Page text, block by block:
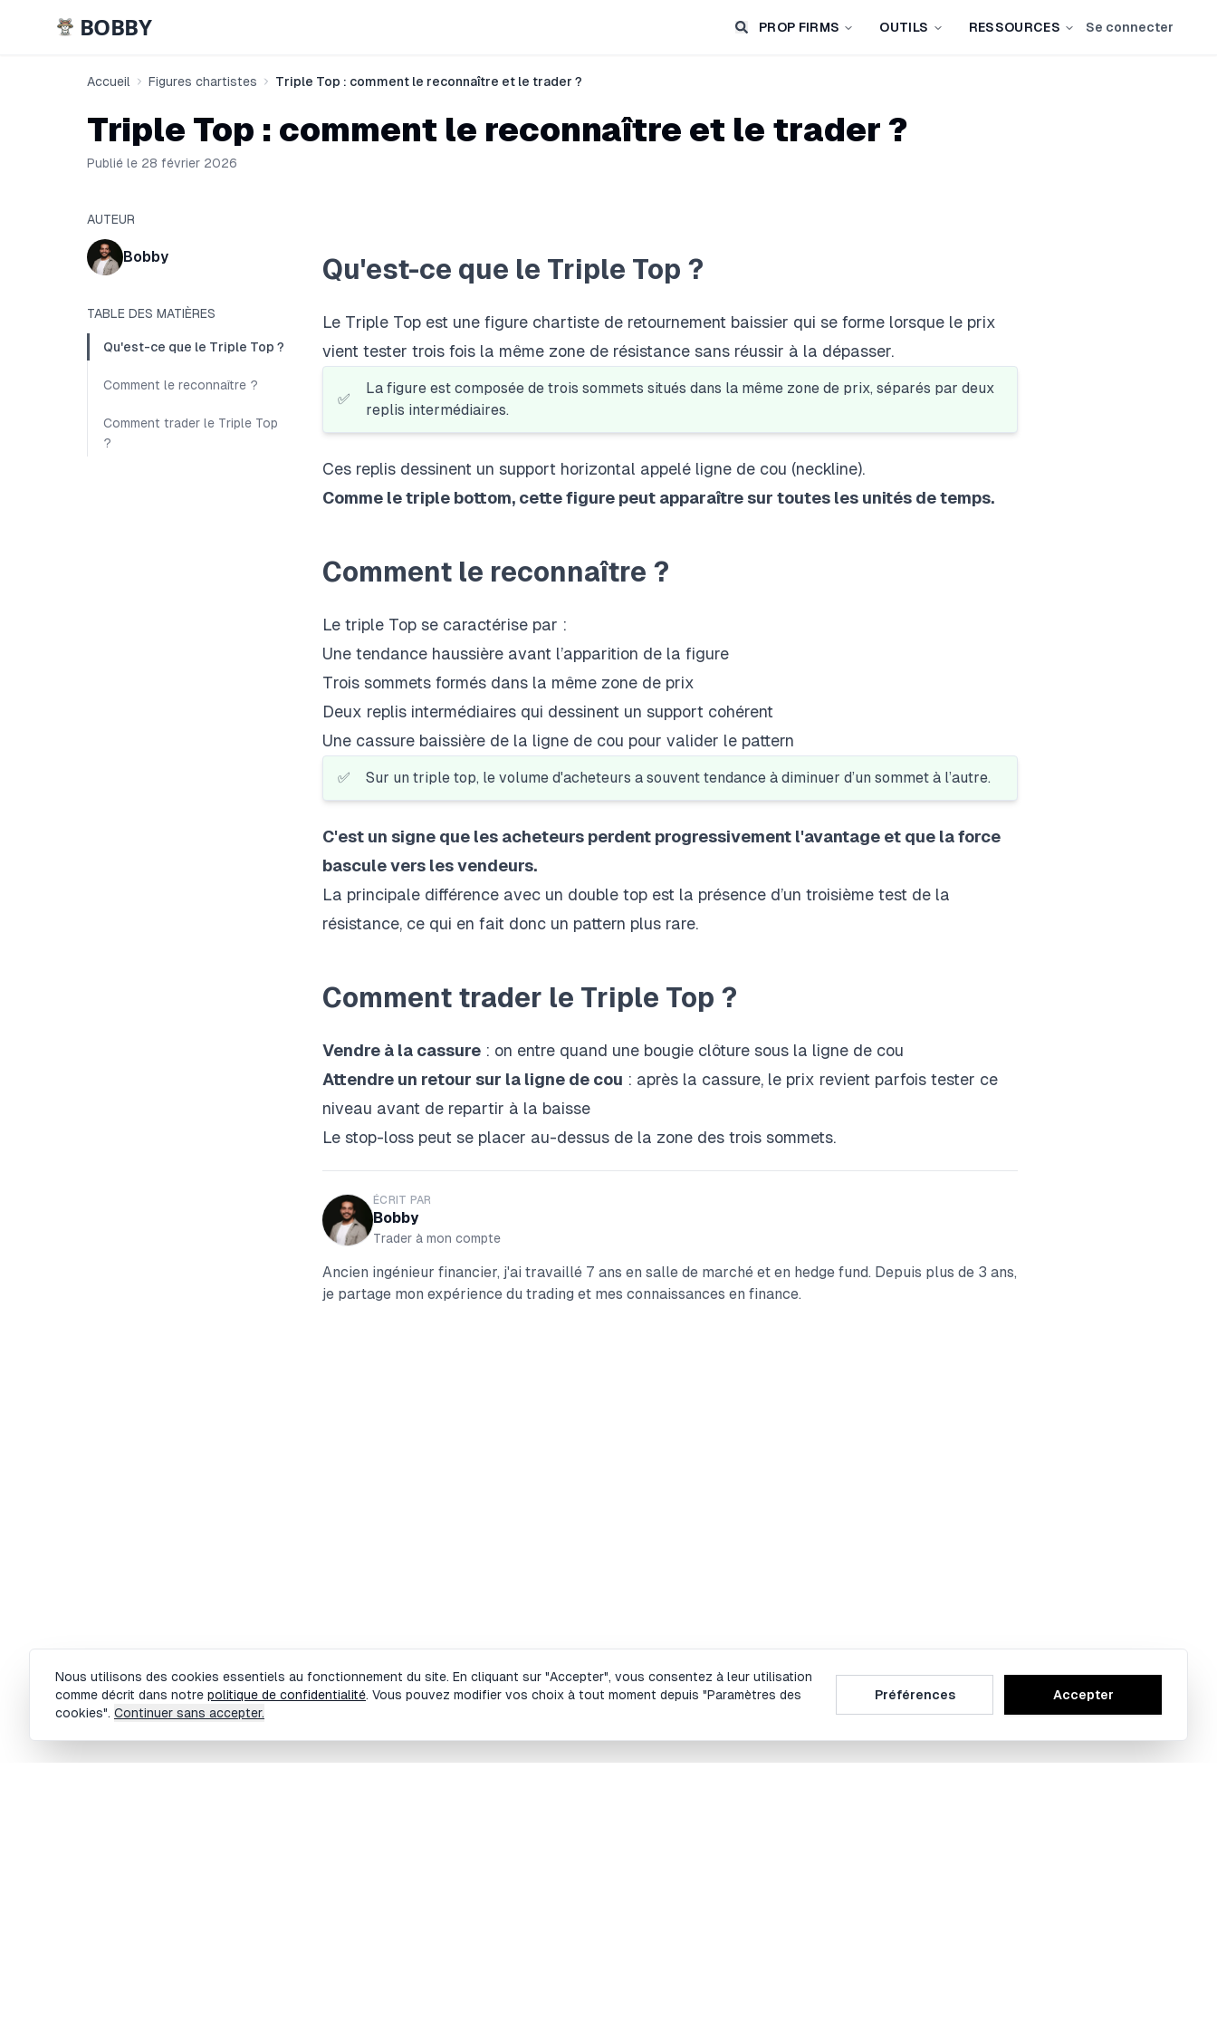
BOBBY PROP FIRMS OUTILS RESSOURCES Se connecter
Accueil Figures chartistes Triple Top : comment le reconnaître et le trader ?
Triple Top : comment le reconnaître et le trader ?
Publié le 28 février 2026
AUTEUR
Bobby
TABLE DES MATIÈRES
Qu'est-ce que le Triple Top ?
Comment le reconnaître ?
Comment trader le Triple Top
?
Qu'est-ce que le Triple Top ?
Le Triple Top est une figure chartiste de retournement baissier qui se forme lorsque le prix
vient tester trois fois la même zone de résistance sans réussir à la dépasser.
✅
La figure est composée de trois sommets situés dans la même zone de prix, séparés par deux
replis intermédiaires.
Ces replis dessinent un support horizontal appelé ligne de cou (neckline).
Comme le triple bottom, cette figure peut apparaître sur toutes les unités de temps.
Comment le reconnaître ?
Le triple Top se caractérise par :
Une tendance haussière avant l’apparition de la figure
Trois sommets formés dans la même zone de prix
Deux replis intermédiaires qui dessinent un support cohérent
Une cassure baissière de la ligne de cou pour valider le pattern
✅ Sur un triple top, le volume d'acheteurs a souvent tendance à diminuer d’un sommet à l’autre.
C'est un signe que les acheteurs perdent progressivement l'avantage et que la force
bascule vers les vendeurs.
La principale différence avec un double top est la présence d’un troisième test de la
résistance, ce qui en fait donc un pattern plus rare.
Comment trader le Triple Top ?
Vendre à la cassure : on entre quand une bougie clôture sous la ligne de cou
Attendre un retour sur la ligne de cou : après la cassure, le prix revient parfois tester ce
niveau avant de repartir à la baisse
Le stop-loss peut se placer au-dessus de la zone des trois sommets.
ÉCRIT PAR
Bobby
Trader à mon compte
Ancien ingénieur financier, j'ai travaillé 7 ans en salle de marché et en hedge fund. Depuis plus de 3 ans,
je partage mon expérience du trading et mes connaissances en finance.
Gestion des cookies
Nous utilisons des cookies essentiels au fonctionnement du site. En cliquant sur "Accepter", vous consentez à leur utilisation
comme décrit dans notre politique de confidentialité. Vous pouvez modifier vos choix à tout moment depuis "Paramètres des
cookies". Continuer sans accepter.
Préférences Accepter